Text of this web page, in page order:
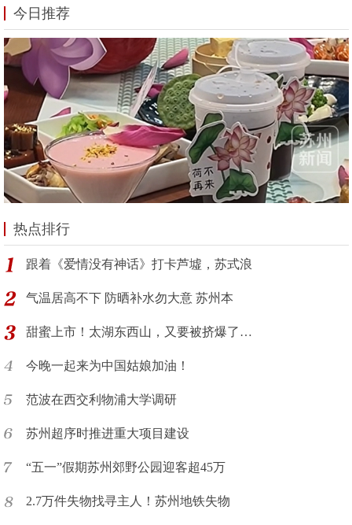
今日推荐
热点排行
跟着《爱情没有神话》打卡芦墟，苏式浪
气温居高不下 防晒补水勿大意 苏州本
甜蜜上市！太湖东西山，又要被挤爆了…
今晚一起来为中国姑娘加油！
范波在西交利物浦大学调研
苏州超序时推进重大项目建设
“五一”假期苏州郊野公园迎客超45万
2.7万件失物找寻主人！苏州地铁失物